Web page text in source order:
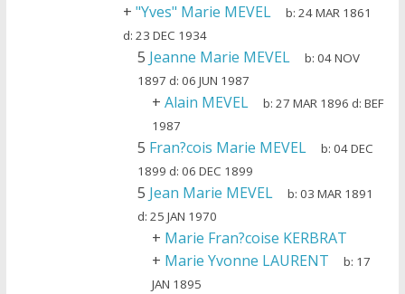
+ "Yves" Marie MEVEL b:24 MAR 1861
d: 23 DEC 1934
5 Jeanne Marie MEVEL b:04 NOV
1897 d: 06 JUN 1987
+ Alain MEVEL b:27 MAR 1896 d:BEF
1987
5 Fran?cois Marie MEVEL b:04 DEC
1899 d: 06 DEC 1899
5 Jean Marie MEVEL b:03 MAR 1891
d: 25 JAN 1970
+ Marie Fran?coise KERBRAT
+ Marie Yvonne LAURENT b: 17
JAN 1895